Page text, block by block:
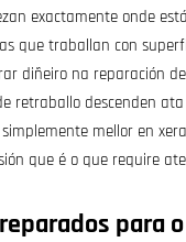
exactamente onde
que traballan con
diñeiro na reparación
retraballo descenden
mellor en
que é o que require
para o